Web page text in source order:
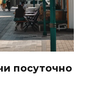
посуточно